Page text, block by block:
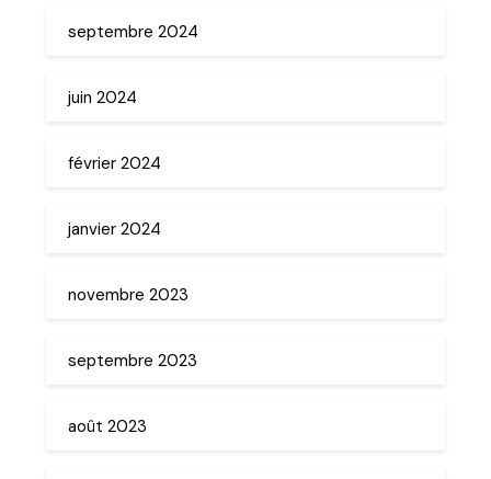
septembre 2024
juin 2024
février 2024
janvier 2024
novembre 2023
septembre 2023
août 2023